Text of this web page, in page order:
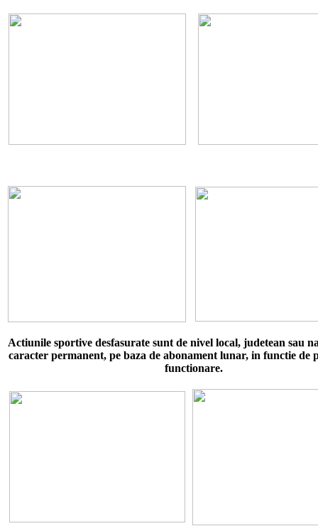
Actiunile sportive desfasurate sunt de nivel local, judetean sau
caracter permanent, pe baza de abonament lunar, in functie de
functionare.